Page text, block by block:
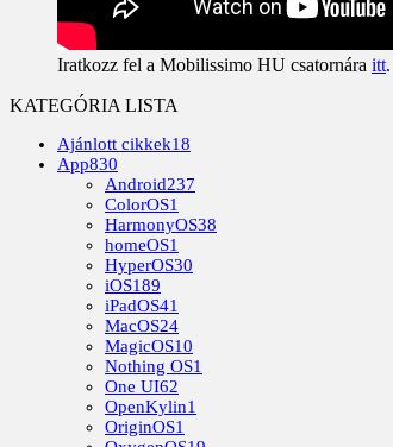
Iratkozz fel a Mobilissimo HU csatornára itt.
KATEGÓRIA LISTA
Ajánlott cikkek18
App830
Android237
ColorOS1
HarmonyOS38
homeOS1
HyperOS30
iOS189
iPadOS41
MacOS24
MagicOS10
Nothing OS1
One UI62
OpenKylin1
OriginOS1